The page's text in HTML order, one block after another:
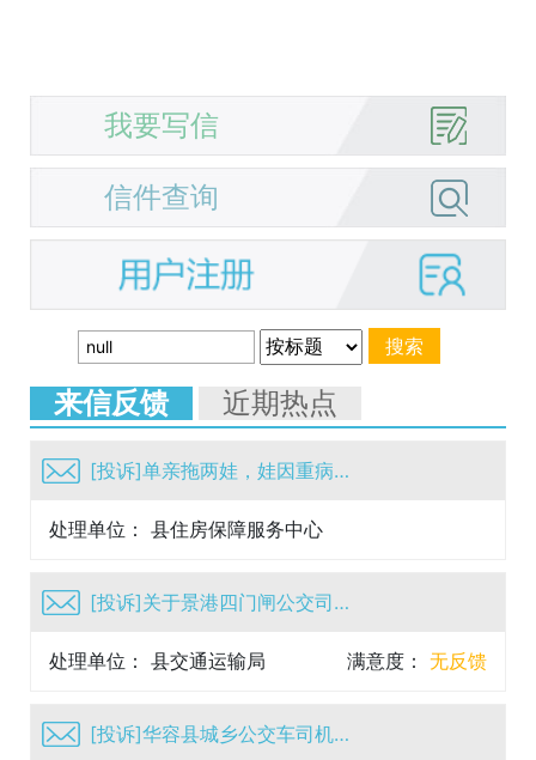
我要写信
信件查询
来信反馈 近期热点
[投诉]单亲拖两娃，娃因重病低保想申请工作房补贴坎坷为难
处理单位： 县住房保障服务中心
[投诉]关于景港四门闸公交司机言语威胁未成年学生一事
处理单位： 县交通运输局 满意度： 无反馈
[投诉]华容县城乡公交车司机口头威胁未成年乘客